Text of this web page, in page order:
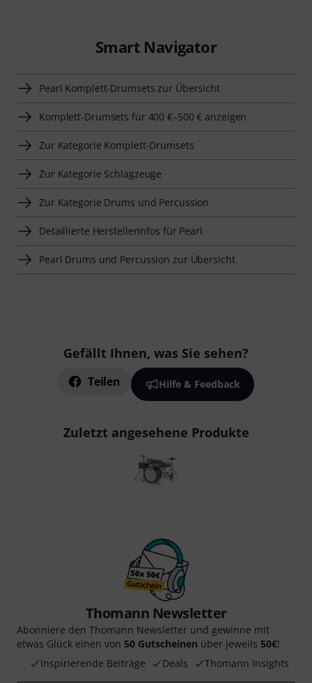
Smart Navigator
Pearl Komplett-Drumsets zur Übersicht
Komplett-Drumsets für 400 €–500 € anzeigen
Zur Kategorie Komplett-Drumsets
Zur Kategorie Schlagzeuge
Zur Kategorie Drums und Percussion
Detaillierte Herstellerinfos für Pearl
Pearl Drums und Percussion zur Übersicht
Gefällt Ihnen, was Sie sehen?
Teilen Hilfe & Feedback
Zuletzt angesehene Produkte
Thomann Newsletter
Abonniere den Thomann Newsletter und gewinne mit
etwas Glück einen von 50 Gutscheinen über jeweils 50€!
Inspirierende Beiträge
Deals Thomann Insights